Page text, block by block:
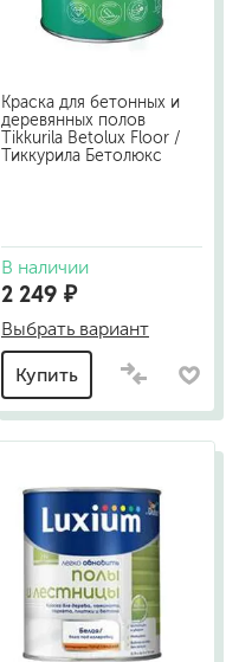
Краска для бетонных и
деревянных полов
Tikkurila Betolux Floor /
Тиккурила Бетолюкс
В наличии
2 249 ₽
Выбрать вариант
Купить